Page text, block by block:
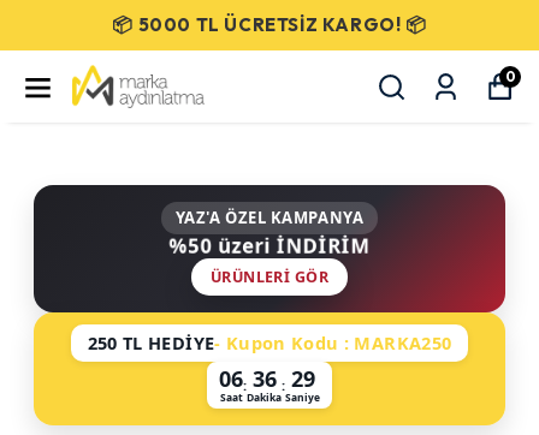
SEÇİLİ ÜRÜNLERDE %50 İNDİRİM!
0
YAZ'A ÖZEL KAMPANYA
%50 üzeri İNDİRİM
ÜRÜNLERI GÖR
250 TL HEDİYE- Kupon Kodu : MARKA250
06
Saat
: 36
Dakika
: 29
Saniye